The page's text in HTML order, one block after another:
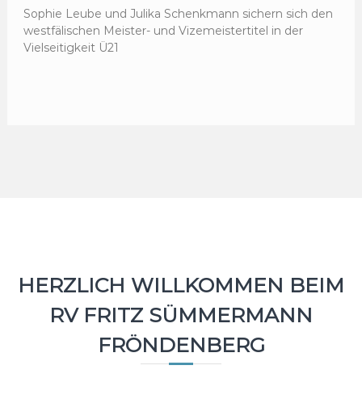
Sophie Leube und Julika Schenkmann sichern sich den
westfälischen Meister- und Vizemeistertitel in der
Vielseitigkeit Ü21
HERZLICH WILLKOMMEN BEIM
RV FRITZ SÜMMERMANN
FRÖNDENBERG